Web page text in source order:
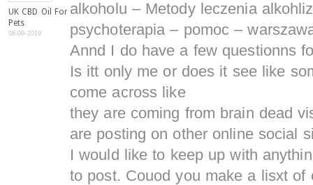
UK CBD Oil For
Pets
08-09-2019
alkoholu – Metody leczenia
psychoterapia – pomoc –
Annd I do have a few questionns
Is itt only me or does it see like
come across like
they are coming from brain dead
are posting on other online social
I would like to keep up with
to post. Couod you make a lisxt of